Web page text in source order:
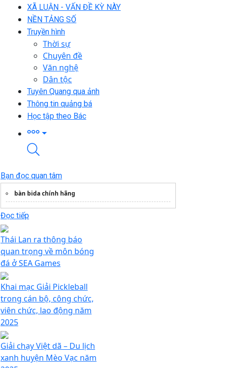
XÃ LUẬN - VẤN ĐỀ KỲ NÀY
NỀN TẢNG SỐ
Truyền hình
Thời sự
Chuyên đề
Văn nghệ
Dân tộc
Tuyên Quang qua ảnh
Thông tin quảng bá
Học tập theo Bác
Bạn đọc quan tâm
bàn bida chính hãng
Đọc tiếp
Thái Lan ra thông báo
quan trọng về môn bóng
đá ở SEA Games
Khai mạc Giải Pickleball
trong cán bộ, công chức,
viên chức, lao động năm
2025
Giải chạy Việt dã – Du lịch
xanh huyện Mèo Vạc năm